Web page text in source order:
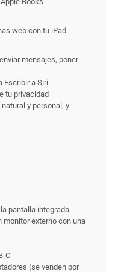
web con tu iPad
mensajes, poner
Escribir a Siri
tu privacidad
y personal, y
pantalla integrada
externo con una
C
(se venden por